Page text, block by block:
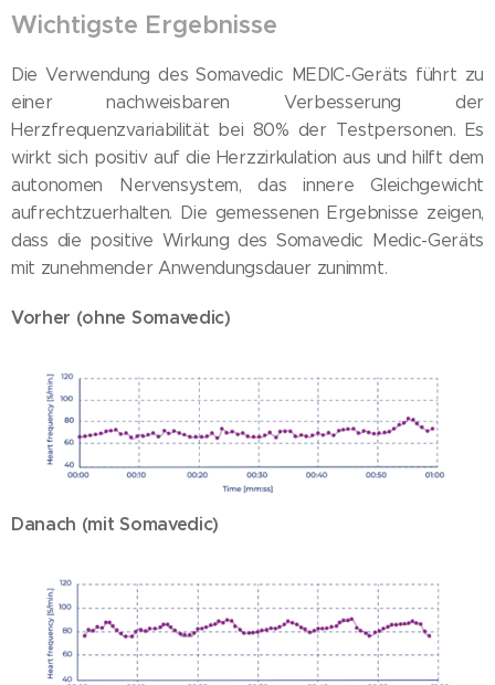
Wichtigste Ergebnisse
Die Verwendung des Somavedic MEDIC-Geräts führt zu
einer nachweisbaren Verbesserung der
Herzfrequenzvariabilität bei 80% der Testpersonen. Es
wirkt sich positiv auf die Herzzirkulation aus und hilft dem
autonomen Nervensystem, das innere Gleichgewicht
aufrechtzuerhalten. Die gemessenen Ergebnisse zeigen,
dass die positive Wirkung des Somavedic Medic-Geräts
mit zunehmender Anwendungsdauer zunimmt.
Vorher (ohne Somavedic)
Danach (mit Somavedic)